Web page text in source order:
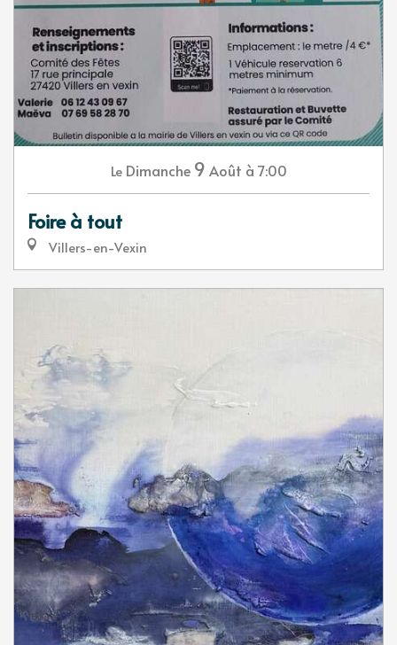
Le Dimanche 9 Août à 7:00
Foire à tout
Villers-en-Vexin